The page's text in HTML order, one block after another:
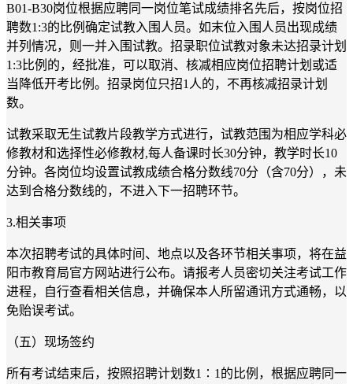
B01-B30岗位根据应聘同一岗位笔试成绩排名先后，按岗位招
聘数1:3的比例确定试教入围人员。如末位入围人员出现成绩
并列情况，则一并入围试教。招录职位试教对象未达招录计划
1:3比例的，经批准，可以取消、核减相应岗位招聘计划或适
当降低开考比例。招录岗位只招1人的，不再核减招录计划
数。
试教采取无生试教片段教学方式进行，试教范围为相应学科必
修教材和选择性必修教材,每人备课时长30分钟，教学时长10
分钟。各岗位均设置试教成绩合格分数线70分（含70分），未
达到合格分数线的，不进入下一招聘环节。
3.相关事项
本次招聘考试的具体时间、地点以及各环节相关事项，将在益
阳市教育局官方网站进行公布。请报考人员密切关注考试工作
进程，自行查看相关信息，并确保本人所留通讯方式通畅，以
免贻误考试。
（五）现场签约
所有考试结束后，按照招聘计划数1∶1的比例，根据应聘同一